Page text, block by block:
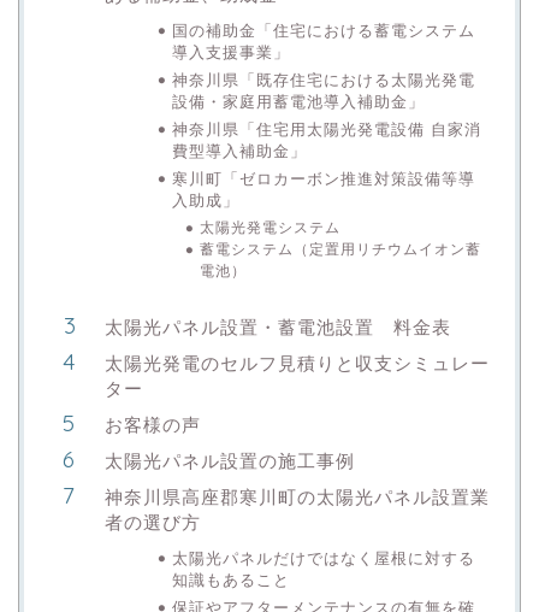
国の補助金「住宅における蓄電システム
導入支援事業」
神奈川県「既存住宅における太陽光発電
設備・家庭用蓄電池導入補助金」
神奈川県「住宅用太陽光発電設備 自家消
費型導入補助金」
寒川町「ゼロカーボン推進対策設備等導
入助成」
太陽光発電システム
蓄電システム（定置用リチウムイオン蓄
電池）
太陽光パネル設置・蓄電池設置 料金表
太陽光発電のセルフ見積りと収支シミュレー
ター
お客様の声
太陽光パネル設置の施工事例
神奈川県高座郡寒川町の太陽光パネル設置業
者の選び方
太陽光パネルだけではなく屋根に対する
知識もあること
保証やアフターメンテナンスの有無を確